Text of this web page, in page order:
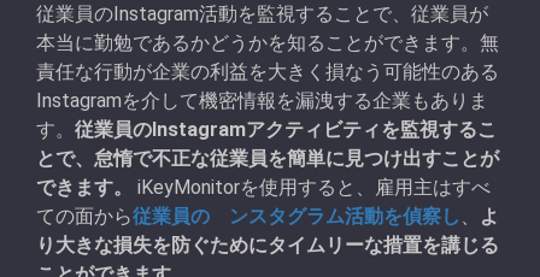
従業員のInstagram活動を監視することで、従業員が
本当に勤勉であるかどうかを知ることができます。無
責任な行動が企業の利益を大きく損なう可能性のある
Instagramを介して機密情報を漏洩する企業もありま
す。 従業員のInstagramアクティビティを監視するこ
とで、怠惰で不正な従業員を簡単に見つけ出すことが
できます。
iKeyMonitorを使用すると、雇用主はすべ
ての面から従業員の゗ンスタグラム活動を偵察し 、
よ
り大きな損失を防ぐためにタイムリーな措置を講じる